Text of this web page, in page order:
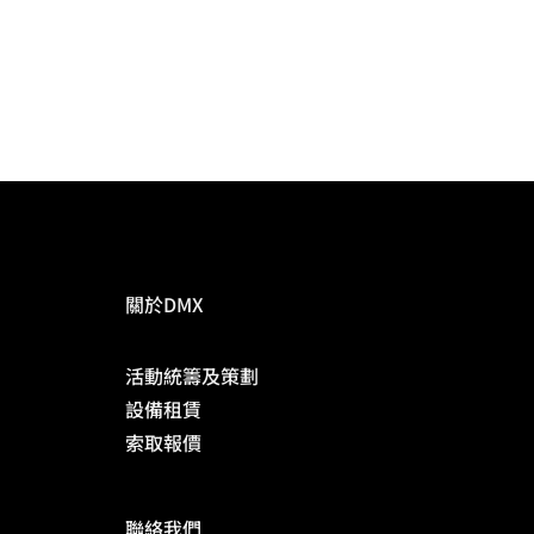
關於DMX
活動統籌及策劃
​設備租賃
​索取報價
​聯絡我們